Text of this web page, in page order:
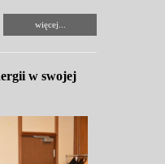
więcej...
w swojej